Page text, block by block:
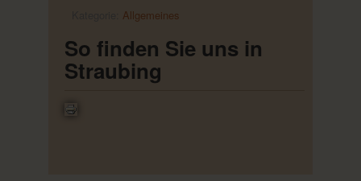
Allgemeines
So finden Sie uns in
Straubing